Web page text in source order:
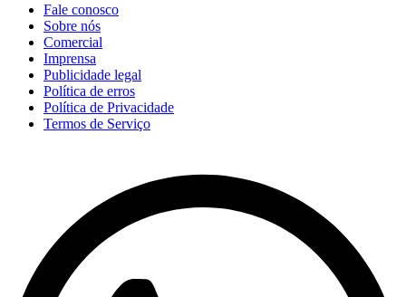
Fale conosco
Sobre nós
Comercial
Imprensa
Publicidade legal
Política de erros
Política de Privacidade
Termos de Serviço